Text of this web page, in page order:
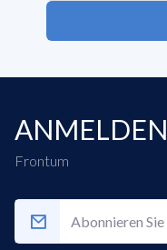
ANMELDEN
Frontum